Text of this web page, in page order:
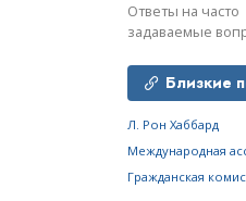
Ответы на часто
задаваемые
Близкие
Л. Рон Хаббард
Международная
Гражданская